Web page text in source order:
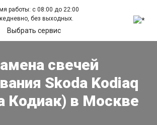
работы: с 08:00 до 22:00
без выходных.
Выбрать сервис
свечей
Skoda Kodiaq
Кодиак) в Москве